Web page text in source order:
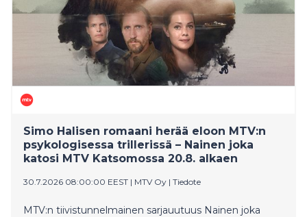
Simo Halisen romaani herää eloon MTV:n
psykologisessa trillerissä – Nainen joka
katosi MTV Katsomossa 20.8. alkaen
30.7.2026 08:00:00 EEST | MTV Oy | Tiedote
MTV:n tiivistunnelmainen sarjauutuus Nainen joka